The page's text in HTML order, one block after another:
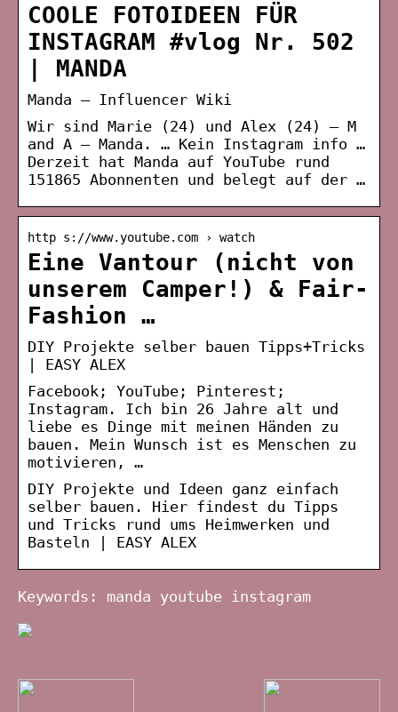
COOLE FOTOIDEEN FÜR
INSTAGRAM #vlog Nr. 502
| MANDA
Manda – Influencer Wiki
Wir sind Marie (24) und Alex (24) – M
and A – Manda. … Kein Instagram info …
Derzeit hat Manda auf YouTube rund
151865 Abonnenten und belegt auf der …
http s://www.youtube.com › watch
Eine Vantour (nicht von
unserem Camper!) & Fair-
Fashion …
DIY Projekte selber bauen Tipps+Tricks
| EASY ALEX
Facebook; YouTube; Pinterest;
Instagram. Ich bin 26 Jahre alt und
liebe es Dinge mit meinen Händen zu
bauen. Mein Wunsch ist es Menschen zu
motivieren, …
DIY Projekte und Ideen ganz einfach
selber bauen. Hier findest du Tipps
und Tricks rund ums Heimwerken und
Basteln | EASY ALEX
Keywords: manda youtube instagram